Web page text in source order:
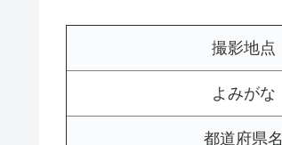
撮影地点
よみがな
都道府県名